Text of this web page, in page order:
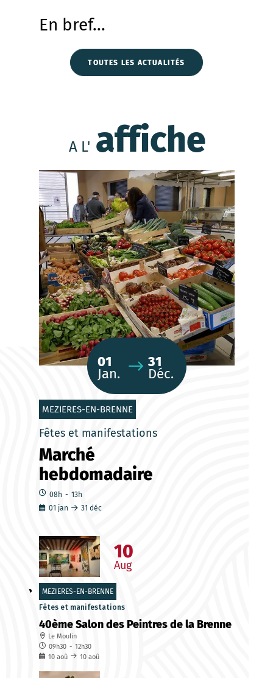
En bref...
TOUTES LES ACTUALITÉS
A L' affiche
MEZIERES-EN-BRENNE
Fêtes et manifestations
Marché
hebdomadaire
08h - 13h
01 jan 31 déc
01
Jan.
31
Déc.
MEZIERES-EN-BRENNE
Fêtes et manifestations
40ème Salon des Peintres de la Brenne
Le Moulin
09h30 - 12h30
10 aoû 10 aoû
10
Aug